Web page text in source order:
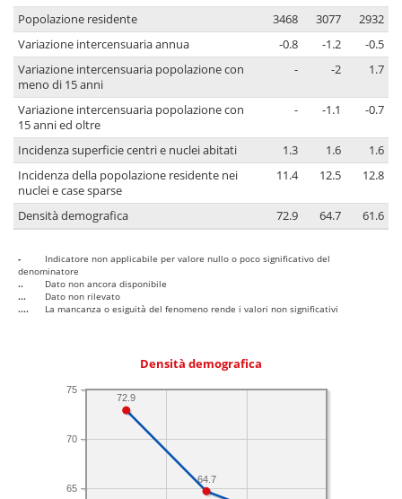
Popolazione residente 3468 3077
2932
Variazione intercensuaria annua
-0.8 -1.2
-0.5
Variazione intercensuaria popolazione con
meno di 15 anni
- -2 1.7
Variazione intercensuaria popolazione con
15 anni ed oltre
- -1.1 -0.7
Incidenza superficie centri e nuclei abitati 1.3 1.6
1.6
Incidenza della popolazione residente nei
nuclei e case sparse
11.4 12.5 12.8
Densità demografica 72.9 64.7 61.6
-
Indicatore non applicabile per valore nullo o poco significativo del
denominatore
..
Dato non ancora disponibile
...
Dato non rilevato
....
La mancanza o esiguità del fenomeno rende i valori non significativi
Densità demografica
65
70
75
64.7
72.9